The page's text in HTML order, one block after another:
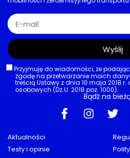
Aktualności
Testy i opinie
Przyjmuję do wiadomości, że
zgodę na przetwarzanie moich
treścią Ustawy z dnia 10 maja 2018
osobowych (Dz.U. 2018 poz. 1000).
Wyślij
Bądź na